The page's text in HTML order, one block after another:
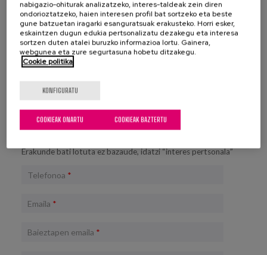
Inskripzio orria
Abizenak*
Zure erakundea*
Erakunde bati lotuta ez bazaude, idatzi “interes pertsonala”
Telefonoa *
Emaila *
Baieztapen emaila *
nabigazio-ohiturak analizatzeko, interes-taldeak zein diren
ondorioztatzeko, haien interesen profil bat sortzeko eta beste
gune batzuetan iragarki esanguratsuak erakusteko. Horri esker,
eskaintzen dugun edukia pertsonalizatu dezakegu eta interesa
sortzen duten atalei buruzko informazioa lortu. Gainera,
webgunea eta zure segurtasuna hobetu ditzakegu.
Cookie politika
KONFIGURATU
COOKIEAK BAZTERTU
COOKIEAK ONARTU